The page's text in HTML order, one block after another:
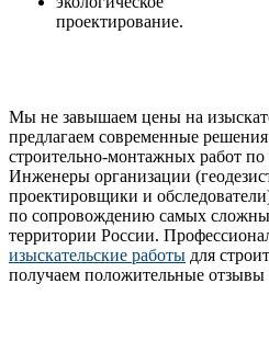
проектирование.
Мы не завышаем цены на
предлагаем современные решения
строительно-монтажных работ
Инженеры организации
проектировщики и
по сопровождению самых
территории России.
изыскательские работы для
получаем положительные